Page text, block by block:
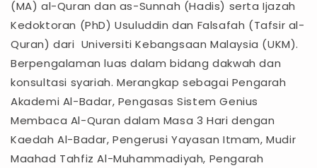
(MA) al-Quran dan as-Sunnah (Hadis) serta Ijazah
Kedoktoran (PhD) Usuluddin dan Falsafah (Tafsir al-
Quran) dari Universiti Kebangsaan Malaysia (UKM).
Berpengalaman luas dalam bidang dakwah dan
konsultasi syariah. Merangkap sebagai Pengarah
Akademi Al-Badar, Pengasas Sistem Genius
Membaca Al-Quran dalam Masa 3 Hari dengan
Kaedah Al-Badar, Pengerusi Yayasan Itmam, Mudir
Maahad Tahfiz Al-Muhammadiyah, Pengarah